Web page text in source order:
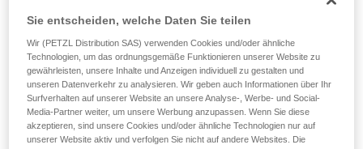
SPIRIT-Karabiner mit gebogenem Schnapper im 6er-Pack
Der für sein leichtes und vielfältig einsetzbares Design
bekannte SPIRIT-Karabiner ist ideal zum Felsklettern und für
Mehrseillängenrouten geeignet. Der gebogene Schnapper
optimiert das Ein- und Aushängen am Seil. Das Keylock-
System verhindert, dass sich der Karabiner beim Ein- und
Sie entscheiden, welche Daten Sie teilen
Wir (PETZL Distribution SAS) verwenden Cookies und/oder ähnliche
Technologien, um das ordnungsgemäße Funktionieren unserer Website zu
gewährleisten, unsere Inhalte und Anzeigen individuell zu gestalten und
unseren Datenverkehr zu analysieren. Wir geben auch Informationen über Ihr
Surfverhalten auf unserer Website an unsere Analyse-, Werbe- und Social-
Media-Partner weiter, um unsere Werbung anzupassen. Wenn Sie diese
akzeptieren, sind unsere Cookies und/oder ähnliche Technologien nur auf
unserer Website aktiv und verfolgen Sie nicht auf andere Websites. Die